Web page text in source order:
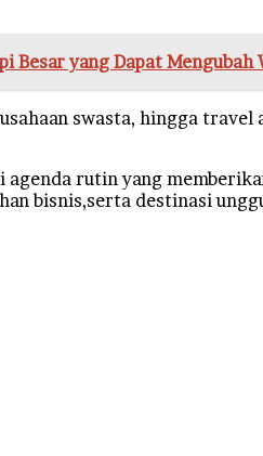
Besar yang Dapat
swasta, hingga
rutin yang
bisnis,serta destinasi